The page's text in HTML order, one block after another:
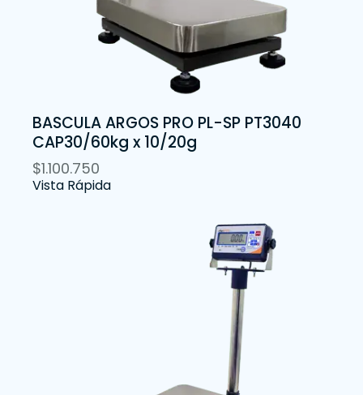
BASCULA ARGOS PRO PL-SP PT3040
CAP30/60kg x 10/20g
$1.100.750
Vista Rápida